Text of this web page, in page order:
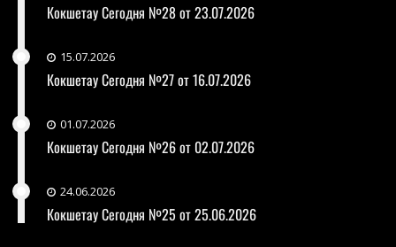
Кокшетау Сегодня №28 от 23.07.2026
15.07.2026
Кокшетау Сегодня №27 от 16.07.2026
01.07.2026
Кокшетау Сегодня №26 от 02.07.2026
24.06.2026
Кокшетау Сегодня №25 от 25.06.2026